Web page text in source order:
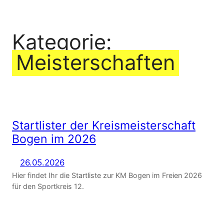
Inhalt
springen
Kategorie:
Meisterschaften
Startlister der Kreismeisterschaft
Bogen im 2026
26.05.2026
Hier findet Ihr die Startliste zur KM Bogen im Freien 2026
für den Sportkreis 12.